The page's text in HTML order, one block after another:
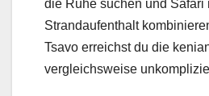
die Ruhe suchen und Safari
Strandaufenthalt
Tsavo erreichst du die
vergleichsweise